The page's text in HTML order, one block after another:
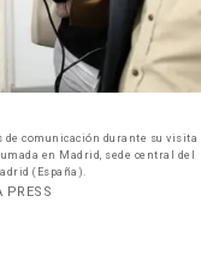
de comunicación durante su visita
en Madrid, sede central del
(España).
PRESS